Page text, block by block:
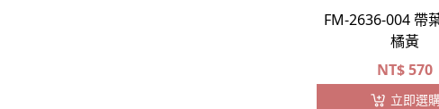
FM-2636-004 帶
橘黃
NT$570
立即選